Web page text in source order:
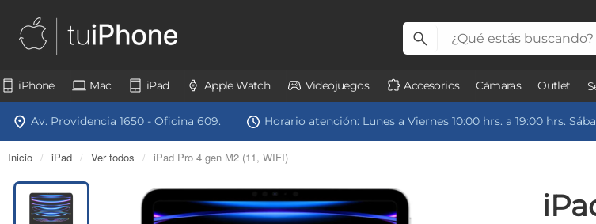
iPhone Mac iPad Apple Watch Videojuegos Accesorios Cámaras Outlet
Av. Providencia 1650 - Oficina 609. Horario atención: Lunes a Viernes 10:00 hrs. a 19:00 hrs.
Inicio / iPad / Ver todos / iPad Pro 4 gen M2 (11, WIFI)